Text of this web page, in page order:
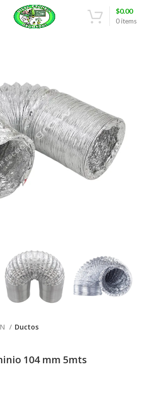
0items
$0.00
Ductos
104 mm 5mts